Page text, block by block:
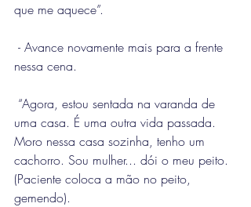
que me aquece”.
nessa cena.
uma casa. É uma outra vida passada.
Moro nessa casa sozinha, tenho um
cachorro. Sou mulher... dói o meu peito.
(Paciente coloca a mão no peito,
gemendo).